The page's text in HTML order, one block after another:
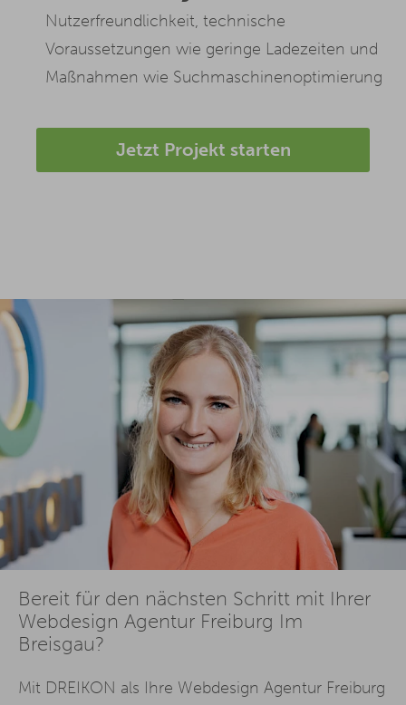
Nutzerfreundlichkeit, technische
Voraussetzungen wie geringe Ladezeiten und
Maßnahmen wie Suchmaschinenoptimierung
Jetzt Projekt starten
Bereit für den nächsten Schritt mit Ihrer
Webdesign Agentur Freiburg Im
Breisgau?
Mit DREIKON als Ihre Webdesign Agentur Freiburg